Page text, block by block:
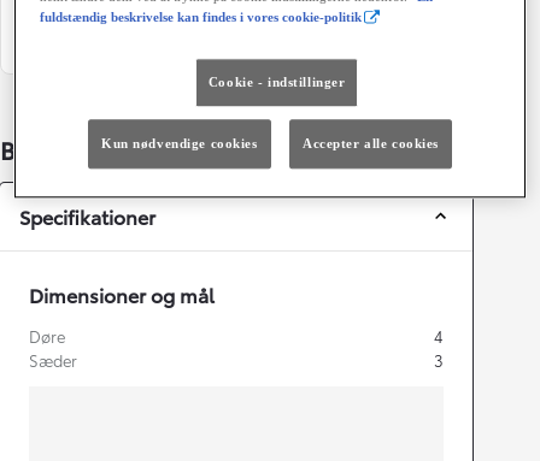
8.300 kr.
Bildetaljer
Specifikationer
Dimensioner og mål
Døre
4
Sæder
3
fuldstændig beskrivelse kan findes i vores cookie-politik
Cookie - indstillinger
Kun nødvendige cookies Accepter alle cookies